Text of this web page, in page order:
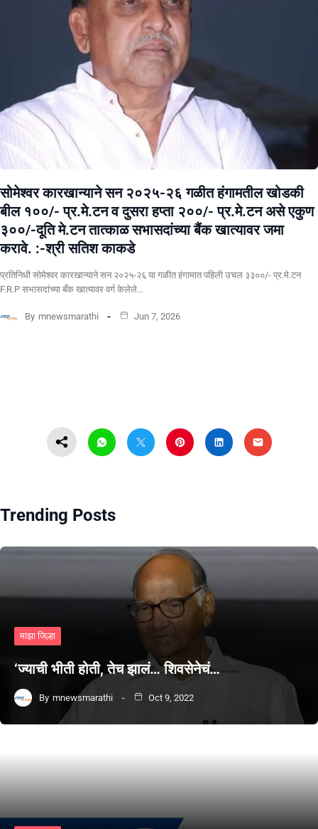
सोमेश्वर कारखान्याने सन २०२५-२६ गळीत हंगामतील खोडकी
बील १००/- प्र.मे.टन व दुसरा हप्ता २००/- प्र.मे.टन असे एकुण
३००/-दूति मे.टन तात्काळ सभासदांच्या बैंक खात्यावर जमा
करावे. :-श्री सतिश काकडे
प्रतिनिधी सोमेश्वर कारखान्याने सन २०२५-२६ या गळीत हंगामात पहिली उचल ३३००/- प्र.मे.टन
F.R.P सभासदांच्या बँक खात्यावर वर्ग केलेले…
By mnewsmarathi Jun 7, 2026
Trending Posts
माझा जिल्हा
‘ज्याची भीती होती, तेच झालं… शिवसेनेचं…
By mnewsmarathi Oct 9, 2022